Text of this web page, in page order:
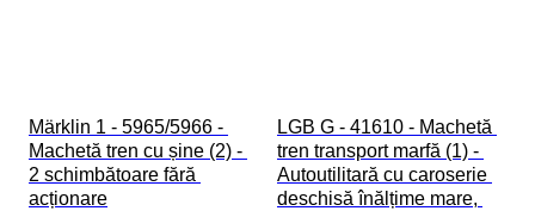
Märklin 1 - 5965/5966 -
Machetă tren cu șine (2) -
2 schimbătoare fără
acționare
LGB G - 41610 - Machetă
tren transport marfă (1) -
Autoutilitară cu caroserie
deschisă înălțime mare,